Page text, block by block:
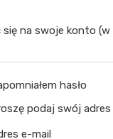
na swoje konto
hasło
podaj swój adres
e-mail